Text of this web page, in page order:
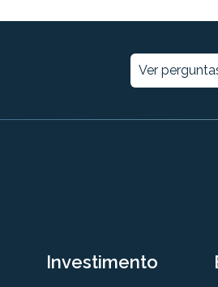
Ver
Investimento